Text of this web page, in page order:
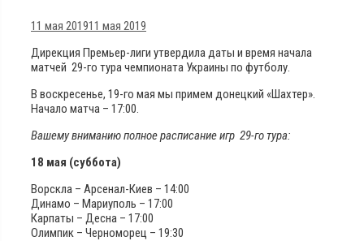
11 мая 201911 мая 2019
Дирекция Премьер-лиги утвердила даты и время начала
матчей 29-го тура чемпионата Украины по футболу.
В воскресенье, 19-го мая мы примем донецкий «Шахтер».
Начало матча – 17:00.
Вашему вниманию полное расписание игр 29-го тура:
18 мая (суббота)
Ворскла – Арсенал-Киев – 14:00
Динамо – Мариуполь – 17:00
Карпаты – Десна – 17:00
Олимпик – Черноморец – 19:30